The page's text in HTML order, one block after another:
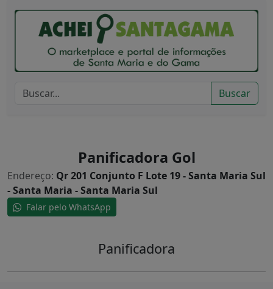
Buscar
Panificadora Gol
Endereço: Qr 201 Conjunto F Lote 19 - Santa Maria Sul
- Santa Maria - Santa Maria Sul
Falar pelo WhatsApp
Panificadora